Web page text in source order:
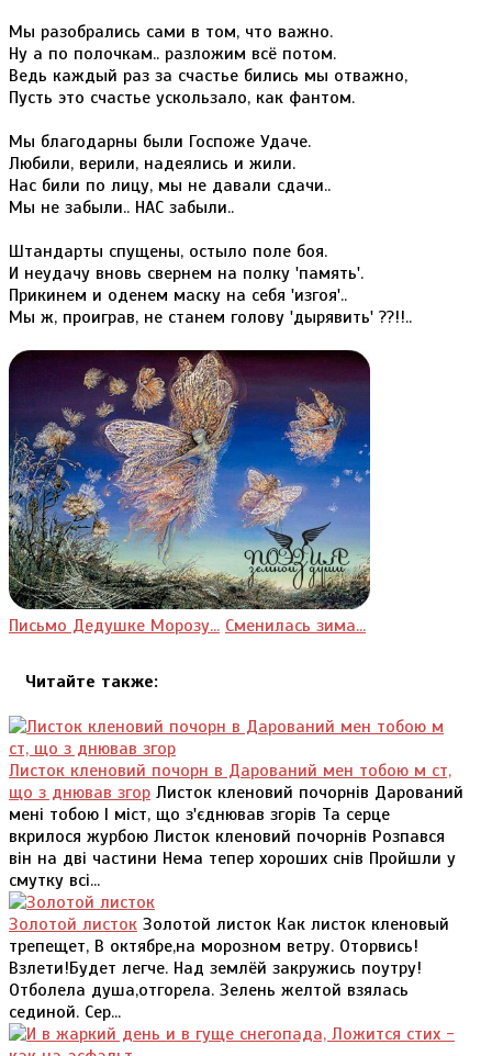
Мы разобрались сами в том, что важно.
Ну а по полочкам.. разложим всё потом.
Ведь каждый раз за счастье бились мы отважно,
Пусть это счастье ускользало, как фантом.
Мы благодарны были Госпоже Удаче.
Любили, верили, надеялись и жили.
Нас били по лицу, мы не давали сдачи..
Мы не забыли.. НАС забыли..
Штандарты спущены, остыло поле боя.
И неудачу вновь свернем на полку 'память'.
Прикинем и оденем маску на себя 'изгоя'..
Мы ж, проиграв, не станем голову 'дырявить' ??!!..
Письмо Дедушке Морозу... Сменилась зима...
Читайте также:
Листок кленовий почорн в Дарований мен тобою м ст,
що з днював згор Листок кленовий почорнів Дарований
мені тобою І міст, що з'єднював згорів Та серце
вкрилося журбою Листок кленовий почорнів Розпався
він на дві частини Нема тепер хороших снів Пройшли у
смутку всі...
Золотой листок Золотой листок Как листок кленовый
трепещет, В октябре,на морозном ветру. Оторвись!
Взлети!Будет легче. Над землёй закружись поутру!
Отболела душа,отгорела. Зелень желтой взялась
сединой. Сер...